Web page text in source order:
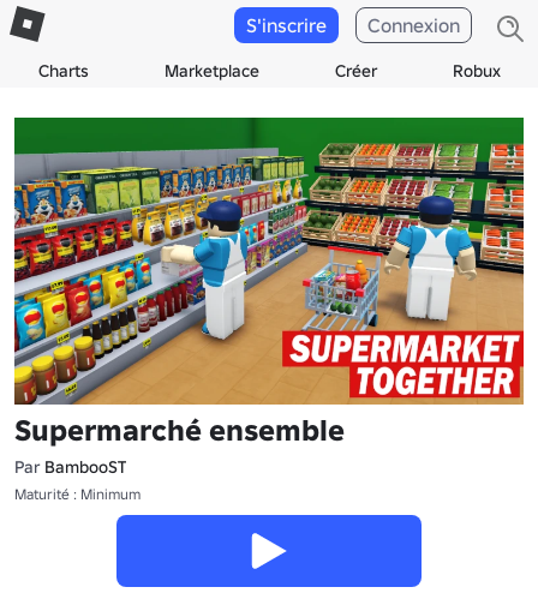
Charts Marketplace Créer Robux
S'inscrire Connexion
Supermarché ensemble
Par BambooST
Maturité : Minimum